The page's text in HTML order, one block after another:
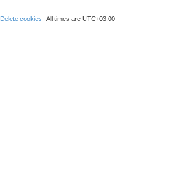
All times are UTC+03:00
Delete cookies